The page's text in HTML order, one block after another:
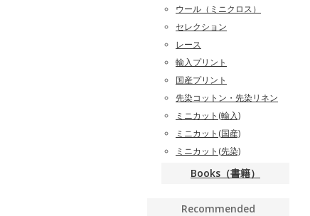
ウール（ミニクロス）
セレクション
レース
輸入プリント
国産プリント
先染コットン・先染リネン
ミニカット(輸入)
ミニカット(国産)
ミニカット(先染)
Books（書籍）
Recommended